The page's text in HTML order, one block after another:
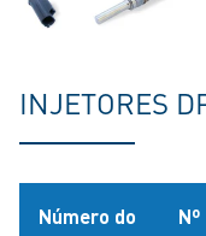
INJETORES
Número do